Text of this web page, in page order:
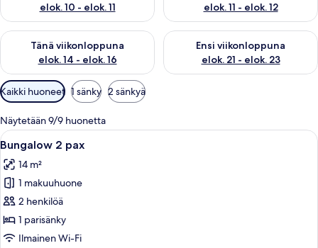
elok. 10 - elok. 11
elok. 11 - elok. 12
Tänä viikonloppuna
elok. 14 - elok. 16
Tarkista tämän viikonlopun saatavuus elok. 14 - elok. 16
Ensi viikonloppuna
elok. 21 - elok. 23
Tarkista ensi viikonlopun
Huoneille
saatavilla
olevia
suodattimia
Kaikki huoneet 1 sänky 2 sänkyä
Näytetään 9/9 huonetta
Avaa
kaikki
huonetyypin
Bungalow
2
pax
kuvat
Terassi, jossa on puinen pöytä ja
6
Bungalow 2 pax
14 m²
1 makuuhuone
2 henkilöä
1 parisänky
Ilmainen Wi-Fi